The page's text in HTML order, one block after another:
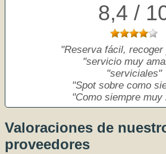
8,4 /
Reserva fácil, recoger
servicio muy
serviciales
Spot sobre como
Como siempre muy
Valoraciones de
proveedores